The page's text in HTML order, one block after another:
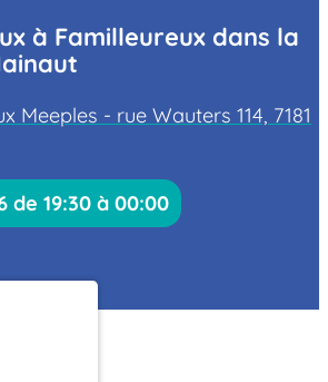
à Familleureux dans la
Meeples - rue Wauters 114, 7181
de 19:30 à 00:00